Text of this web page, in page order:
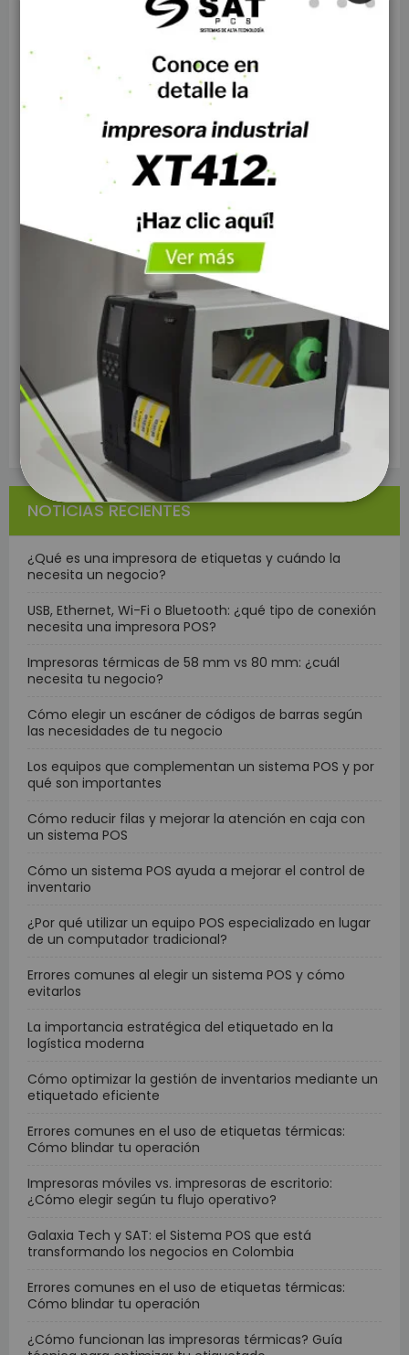
Rastreo Satelital
Alarmas de Seguridad
Domótica y Automatización para el Hogar
Cables Redes
Fibra Optica
Redes Inalámbricas
Energía Solar
Perifericos POS
Casinos
Sector Textil
Hoteleria
NOTICIAS RECIENTES
¿Qué es una impresora de etiquetas y cuándo la
necesita un negocio?
USB, Ethernet, Wi-Fi o Bluetooth: ¿qué tipo de conexión
necesita una impresora POS?
Impresoras térmicas de 58 mm vs 80 mm: ¿cuál
necesita tu negocio?
Cómo elegir un escáner de códigos de barras según
las necesidades de tu negocio
Los equipos que complementan un sistema POS y por
qué son importantes
Cómo reducir filas y mejorar la atención en caja con
un sistema POS
Cómo un sistema POS ayuda a mejorar el control de
inventario
¿Por qué utilizar un equipo POS especializado en lugar
de un computador tradicional?
Errores comunes al elegir un sistema POS y cómo
evitarlos
La importancia estratégica del etiquetado en la
logística moderna
Cómo optimizar la gestión de inventarios mediante un
etiquetado eficiente
Errores comunes en el uso de etiquetas térmicas:
Cómo blindar tu operación
Impresoras móviles vs. impresoras de escritorio:
¿Cómo elegir según tu flujo operativo?
Galaxia Tech y SAT: el Sistema POS que está
transformando los negocios en Colombia
Errores comunes en el uso de etiquetas térmicas:
Cómo blindar tu operación
¿Cómo funcionan las impresoras térmicas? Guía
CLOSE